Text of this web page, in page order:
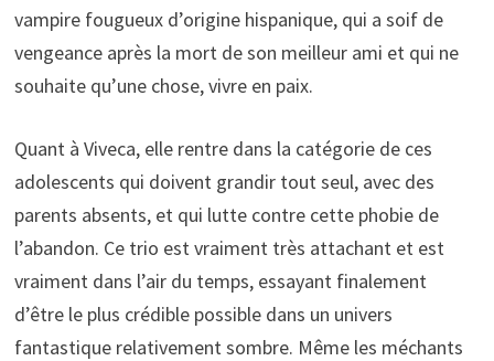
vampire fougueux d’origine hispanique, qui a soif de
vengeance après la mort de son meilleur ami et qui ne
souhaite qu’une chose, vivre en paix.
Quant à Viveca, elle rentre dans la catégorie de ces
adolescents qui doivent grandir tout seul, avec des
parents absents, et qui lutte contre cette phobie de
l’abandon. Ce trio est vraiment très attachant et est
vraiment dans l’air du temps, essayant finalement
d’être le plus crédible possible dans un univers
fantastique relativement sombre. Même les méchants